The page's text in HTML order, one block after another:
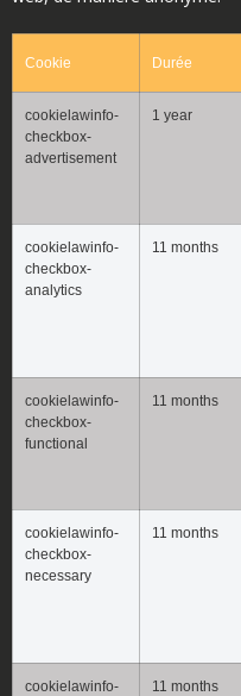
Cookie Durée
cookielawinfo-
checkbox-
advertisement
1 year
cookielawinfo-
checkbox-
analytics
11 months
cookielawinfo-
checkbox-
functional
11 months
cookielawinfo-
checkbox-
necessary
11 months
cookielawinfo-
11 months